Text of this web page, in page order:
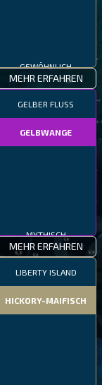
MEHR ERFAHREN
GELBER FLUSS
GELBWANGE
MEHR ERFAHREN
LIBERTY ISLAND
HICKORY-MAIFISCH